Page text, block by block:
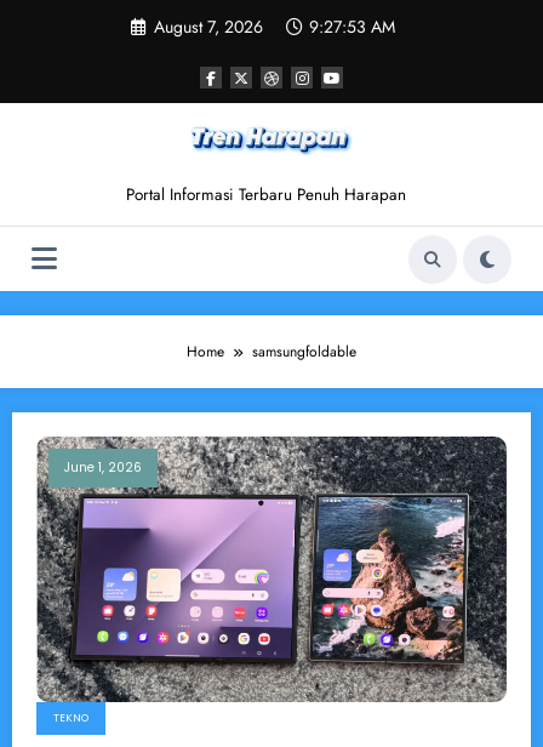
August 7, 2026 9:27:53 AM
Portal Informasi Terbaru Penuh Harapan
Home samsungfoldable
June 1, 2026
TEKNO